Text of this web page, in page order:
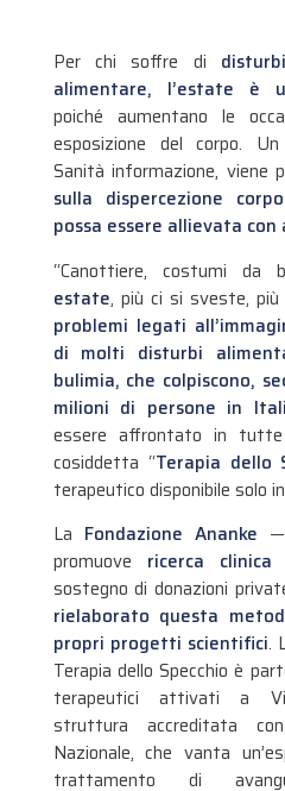
Per chi soffre di
alimentare, l’estate è
poiché aumentano le
esposizione del corpo.
Sanità informazione, viene
sulla dispercezione
possa essere allievata
“Canottiere, costumi da
estate, più ci si sveste,
problemi legati
di molti disturbi
bulimia, che colpiscono,
milioni di persone in
essere affrontato in
cosiddetta “Terapia dello
terapeutico disponibile solo
La Fondazione Ananke
promuove ricerca clinica
sostegno di donazioni
rielaborato questa
propri progetti scientifici.
Terapia dello Specchio è
terapeutici attivati a
struttura accreditata
Nazionale, che vanta
trattamento di